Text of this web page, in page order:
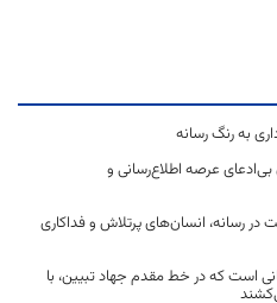
به رنگ رسانه
عرصه اطلاع‌رسانی و
در رسانه، انسان‌های پرتلاش و فداکاری
است که در خط مقدم جهاد تبیین، با